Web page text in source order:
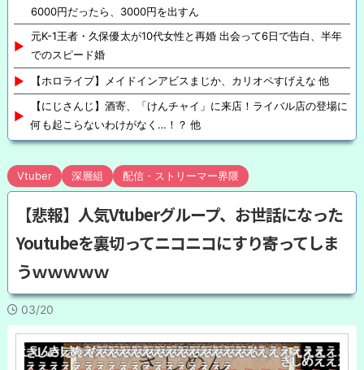
6000円だったら、3000円を出すん
元K-1王者・久保優太が10代女性と再婚 出会って6日で告白、半年
でのスピード婚
【ホロライブ】メイドインアビスまじか、カリオペすげえな 他
【にじさんじ】酒寄、「けんチャイ」に来店！ライバル店の登場に
何も起こらないわけがなく…！？ 他
Vtuber 深層組 配信・ストリーマー界隈
【悲報】人気Vtuberグループ、お世話になった
Youtubeを裏切ってニコニコにすり寄ってしま
うｗｗｗｗｗ
03/20